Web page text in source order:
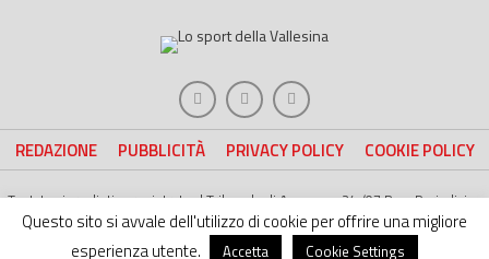
REDAZIONE PUBBLICITÀ PRIVACY POLICY COOKIE POLICY
Testata giornalistica registrata al Tribunale di Ancona n. 24 /07 Reg. Periodici n.
4051/07 RCC | Direttore Responsabile Gianni Moreschi
Copyright © 2019 Web Tv della Vallesina - Web Tv della Fileni Aurora Basket e
della Jesina Calcio. All right Reserved | Project byLife Color
Questo sito si avvale dell'utilizzo di cookie per offrire una migliore
esperienza utente.
Accetta Cookie Settings